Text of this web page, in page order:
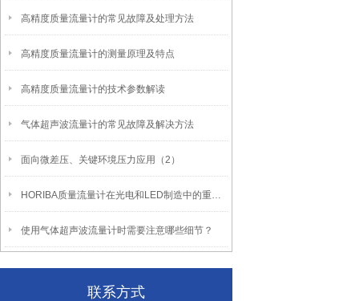
高精度质量流量计的常见故障及处理方法
高精度质量流量计的测量原理及特点
高精度质量流量计的技术参数解读
气体超声波流量计的常见故障及解决方法
面向微差压、关键环境压力应用（2）
HORIBA质量流量计在光电和LED制造中的重要作用
使用气体超声波流量计时需要注意哪些细节？
联系方式